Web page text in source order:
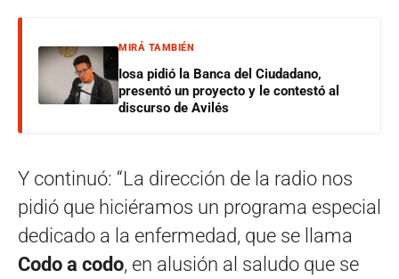
MIRÁ TAMBIÉN
Iosa pidió la Banca del Ciudadano,
presentó un proyecto y le contestó al
discurso de Avilés
Y continuó: “La dirección de la radio nos
pidió que hiciéramos un programa especial
dedicado a la enfermedad, que se llama
Codo a codo, en alusión al saludo que se